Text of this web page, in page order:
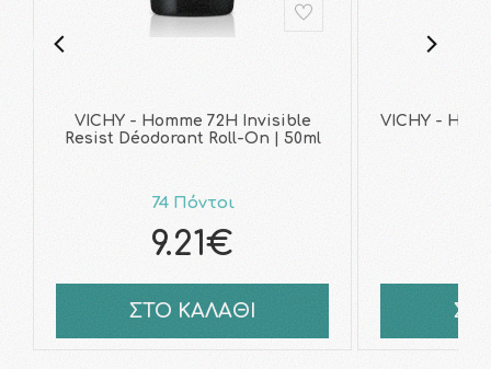
VICHY - Homme 72H Invisible
Resist Déodorant Roll-On | 50ml
74 Πόντοι
9.21€
ΣΤΟ ΚΑΛΑΘΙ
VICHY -